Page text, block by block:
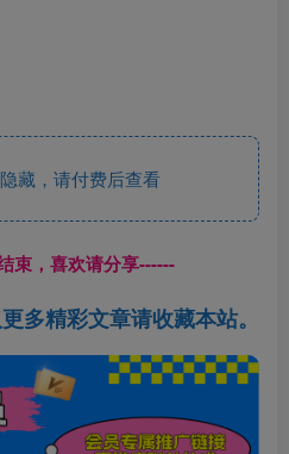
藏，请付费后查看
束，喜欢请分享------
多精彩文章请收藏本站。